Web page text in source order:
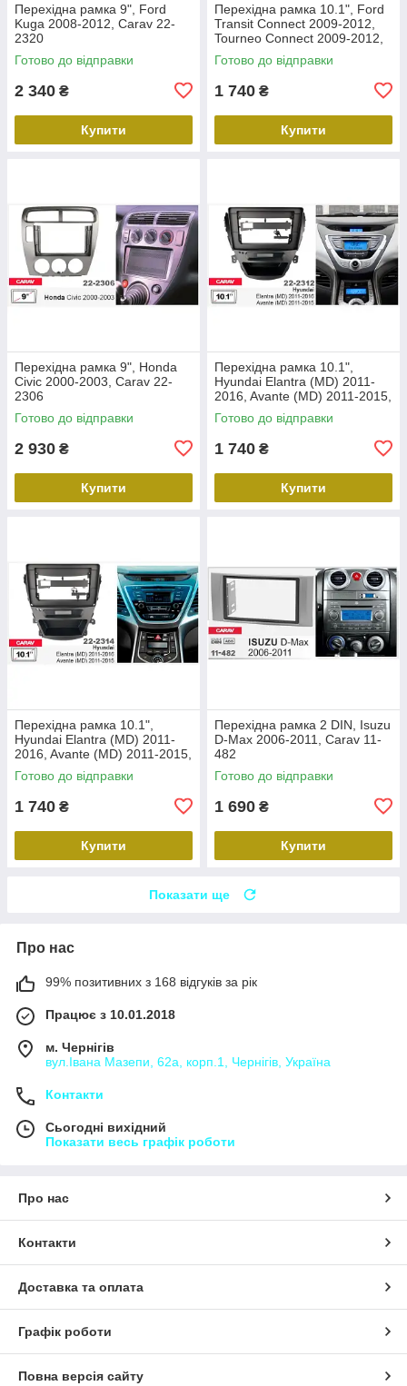
Перехідна рамка 9", Ford
Kuga 2008-2012, Carav 22-
2320
Готово до відправки
2 340 ₴
Купити
Перехідна рамка 10.1", Ford
Transit Connect 2009-2012,
Tourneo Connect 2009-2012,
Carav 22-2305
Готово до відправки
1 740 ₴
Купити
Перехідна рамка 9", Honda
Civic 2000-2003, Carav 22-
2306
Готово до відправки
2 930 ₴
Купити
Перехідна рамка 10.1",
Hyundai Elantra (MD) 2011-
2016, Avante (MD) 2011-2015,
Carav 22-2312
Готово до відправки
1 740 ₴
Купити
Перехідна рамка 10.1",
Hyundai Elantra (MD) 2011-
2016, Avante (MD) 2011-2015,
Carav 22-2314
Готово до відправки
1 740 ₴
Купити
Перехідна рамка 2 DIN, Isuzu
D-Max 2006-2011, Carav 11-
482
Готово до відправки
1 690 ₴
Купити
Показати ще
Про нас
99% позитивних з 168 відгуків за рік
Працює з 10.01.2018
м. Чернігів
вул.Івана Мазепи, 62а, корп.1, Чернігів, Україна
Контакти
Сьогодні вихідний
Показати весь графік роботи
Про нас
Контакти
Доставка та оплата
Графік роботи
Повна версія сайту